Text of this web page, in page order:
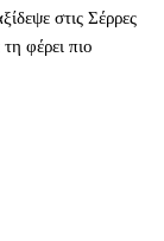
στις Σέρρες
φέρει πιο